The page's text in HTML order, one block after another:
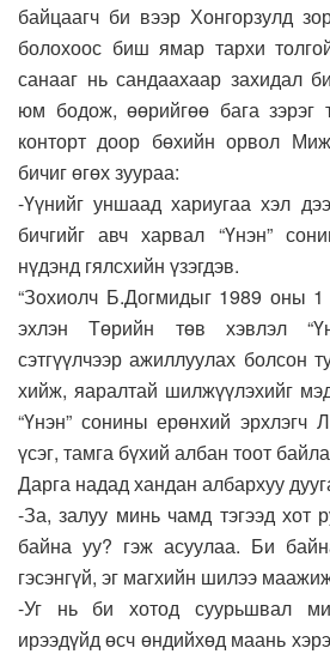
байцаагч би вээр Хонгорзулд
болохоос биш ямар тархи
санааг нь сандаахаар захидал
юм бодож, өөрийгөө бага зэрэг
конторт доор бөхийн орвол
бичиг өгөх зуураа:
-Үүнийг уншаад хариугаа хэл
бичгийг авч харвал “Үнэн”
нүдэнд гялсхийн үзэгдэв.
“Зохиолч Б.Догмидыг 1989 оны 1
эхлэн Төрийн төв хэвлэл
сэтгүүлчээр ажиллуулах болсон
хийж, яаралтай шилжүүлэхийг
“Үнэн” сонины ерөнхий эрхлэгч
үсэг, тамга бүхий албан тоот
Дарга надад хандан албархуу
-За, залуу минь чамд тэгээд хот
байна уу? гэж асуулаа. Би
гэсэнгүй, эг магхийн шилээ
-Уг нь би хотод суурьшвал
ирээдүйд өсч өндийхөд маань